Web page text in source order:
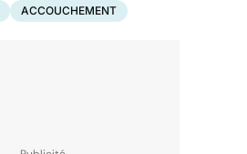
ACCOUCHEMENT